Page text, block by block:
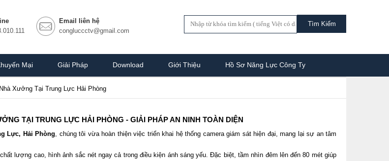
Email liên hệ
congluccctv@gmail.com
Mại Giải Pháp Download Giới Thiệu Hồ Sơ Năng Lực Công Ty
Xưởng Tại Trung Lực Hải Phòng
TẠI TRUNG LỰC HẢI PHÒNG - GIẢI PHÁP AN NINH TOÀN DIỆN
Lực, Hải Phòng, chúng tôi vừa hoàn thiện việc triển khai hệ thống camera giám sát hiện đại, mang lại sự an tâm
lượng cao, hình ảnh sắc nét ngay cả trong điều kiện ánh sáng yếu. Đặc biệt, tầm nhìn đêm lên đến 80 mét giúp